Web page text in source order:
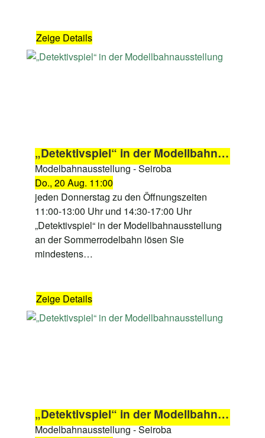
Zeige Details
„Detektivspiel“ in der Modellbahnausstellung
Modelbahnausstellung - Seiroba
Do., 20 Aug. 11:00
jeden Donnerstag zu den Öffnungszeiten
11:00-13:00 Uhr und 14:30-17:00 Uhr
„Detektivspiel“ in der Modellbahnausstellung
an der Sommerrodelbahn lösen Sie
mindestens…
Zeige Details
„Detektivspiel“ in der Modellbahnausstellung
Modelbahnausstellung - Seiroba